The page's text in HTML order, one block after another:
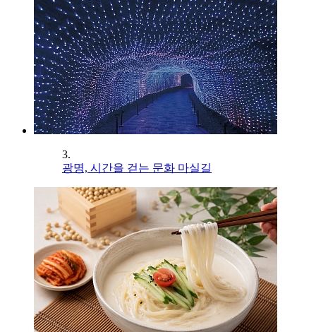
3.
광명, 시간을 걷는 문화 마실길